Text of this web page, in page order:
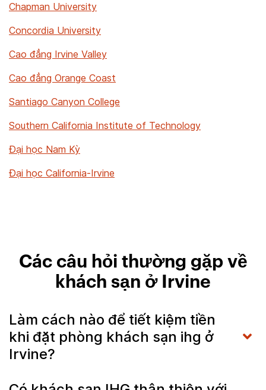
Chapman University
Concordia University
Cao đẳng Irvine Valley
Cao đẳng Orange Coast
Santiago Canyon College
Southern California Institute of Technology
Đại học Nam Kỳ
Đại học California-Irvine
Các câu hỏi thường gặp về
khách sạn ở Irvine
Làm cách nào để tiết kiệm tiền
khi đặt phòng khách sạn ihg ở
Irvine?